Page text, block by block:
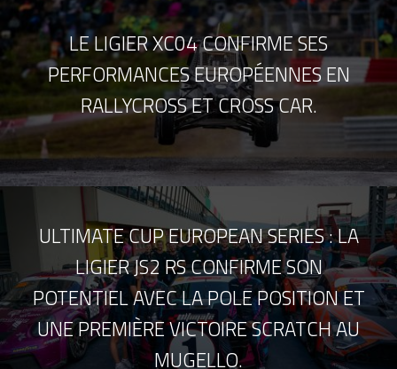
LE LIGIER XC04 CONFIRME SES
PERFORMANCES EUROPÉENNES EN
RALLYCROSS ET CROSS CAR.
ULTIMATE CUP EUROPEAN SERIES : LA
LIGIER JS2 RS CONFIRME SON
POTENTIEL AVEC LA POLE POSITION ET
UNE PREMIÈRE VICTOIRE SCRATCH AU
MUGELLO.